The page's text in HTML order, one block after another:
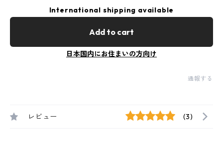
International shipping available
Add to cart
日本国内にお住まいの方向け
通報する
レビュー (3)